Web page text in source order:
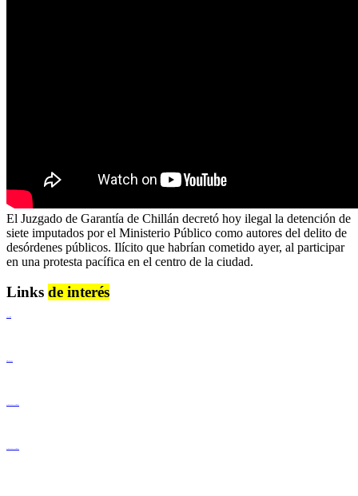
El Juzgado de Garantía de Chillán decretó hoy ilegal la detención de
siete imputados por el Ministerio Público como autores del delito de
desórdenes públicos. Ilícito que habrían cometido ayer, al participar
en una protesta pacífica en el centro de la ciudad.
Links de interés